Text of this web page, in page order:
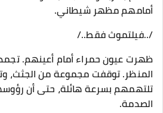
أمامهم مظهر شيطاني.
/..فيلتموث فقط../
ظهرت عيون حمراء أمام أعينهم.
المنظر. توقفت مجموعة من الجثث،
تلتهمهم بسرعة هائلة، حتى أن
الصدمة.